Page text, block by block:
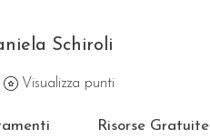
Schiroli
Risorse Gratuite
Visualizza punti